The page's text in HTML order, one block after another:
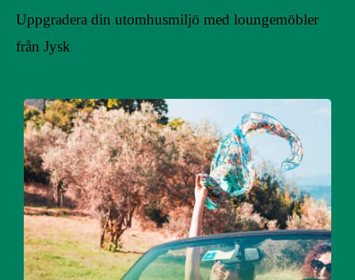
Uppgradera din utomhusmiljö med loungemöbler
från Jysk